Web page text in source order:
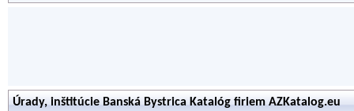
Úrady, inštitúcie Banská Bystrica Katalóg firiem AZKatalog.eu